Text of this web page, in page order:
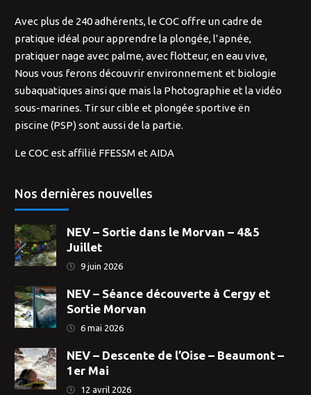
Avec plus de 240 adhérents, le COC offre un cadre de
pratique idéal pour apprendre la plongée, l’apnée,
pratiquer nage avec palme, avec flotteur, en eau vive,
Nous vous ferons découvrir environnement et biologie
subaquatiques ainsi que mais la Photographie et la vidéo
sous-marines. Tir sur cible et plongée sportive ën
piscine (PSP) sont aussi de la partie.
Le COC est affilié FFESSM et AIDA
Nos dernières nouvelles
NEV – Sortie dans le Morvan – 4&5
Juillet
9 juin 2026
NEV – Séance découverte à Cergy et
Sortie Morvan
6 mai 2026
NEV – Descente de l’Oise – Beaumont –
1er Mai
12 avril 2026